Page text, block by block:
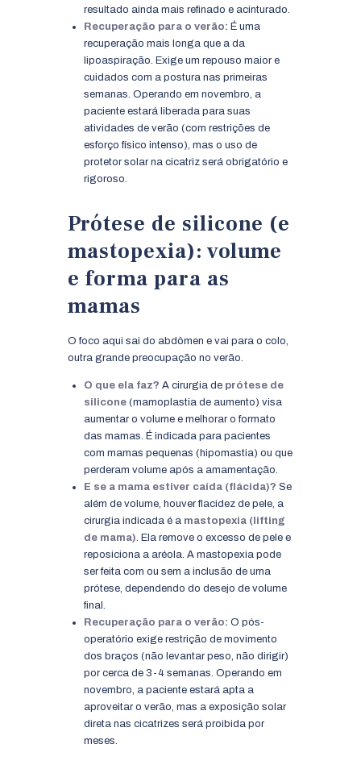
resultado ainda mais refinado e acinturado.
Recuperação para o verão: É uma
recuperação mais longa que a da
lipoaspiração. Exige um repouso maior e
cuidados com a postura nas primeiras
semanas. Operando em novembro, a
paciente estará liberada para suas
atividades de verão (com restrições de
esforço físico intenso), mas o uso de
protetor solar na cicatriz será obrigatório e
rigoroso.
Prótese de silicone (e
mastopexia): volume
e forma para as
mamas
O foco aqui sai do abdômen e vai para o colo,
outra grande preocupação no verão.
O que ela faz? A cirurgia de prótese de
silicone(mamoplastia de aumento) visa
aumentar o volume e melhorar o formato
das mamas. É indicada para pacientes
com mamas pequenas (hipomastia) ou que
perderam volume após a amamentação.
E se a mama estiver caída (flácida)? Se
além de volume, houver flacidez de pele, a
cirurgia indicada é a mastopexia (lifting
de mama). Ela remove o excesso de pele e
reposiciona a aréola. A mastopexia pode
ser feita com ou sem a inclusão de uma
prótese, dependendo do desejo de volume
final.
Recuperação para o verão: O pós-
operatório exige restrição de movimento
dos braços (não levantar peso, não dirigir)
por cerca de 3-4 semanas. Operando em
novembro, a paciente estará apta a
aproveitar o verão, mas a exposição solar
direta nas cicatrizes será proibida por
meses.